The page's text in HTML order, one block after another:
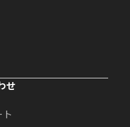
せ